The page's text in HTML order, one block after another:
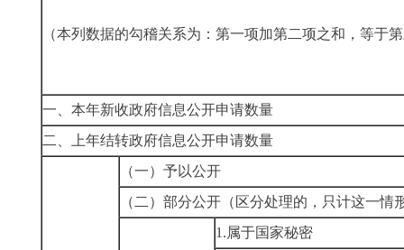
（本列数据的勾稽关系为：第一项加第二项之和，等于
一、本年新收政府信息公开申请数量
二、上年结转政府信息公开申请数量
（一）予以公开
（二）部分公开 （区分处理的，只计这一情
1.属于国家秘密